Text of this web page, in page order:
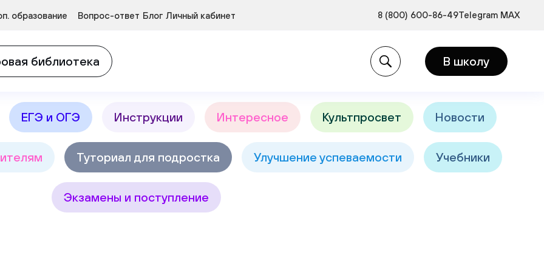
образование
Курсы развития детей 3-5 лет
Вопрос-ответ Блог Личный кабинет 8 (800) 600-86-49Telegram MAX
библиотека В школу
ЕГЭ и ОГЭ Инструкции Интересное Культпросвет Новости
Туториал для подростка Улучшение успеваемости Учебники
Экзамены и поступление